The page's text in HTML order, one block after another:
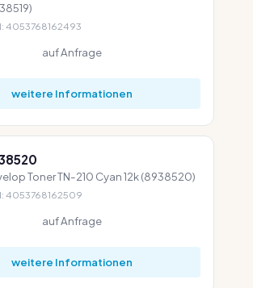
4053768162493
auf Anfrage
weitere Informationen
Toner TN-210 Cyan 12k (8938520)
4053768162509
auf Anfrage
weitere Informationen